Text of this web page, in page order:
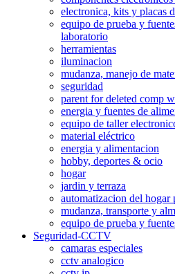
electronica, kits y placas
equipo de prueba y
laboratorio
herramientas
iluminacion
mudanza, manejo de
seguridad
parent for deleted comp
energia y fuentes de
equipo de taller
material eléctrico
energia y alimentacion
hobby, deportes & ocio
hogar
jardin y terraza
automatizacion del hogar
mudanza, transporte y
equipo de prueba y
Seguridad-CCTV
camaras especiales
cctv analogico